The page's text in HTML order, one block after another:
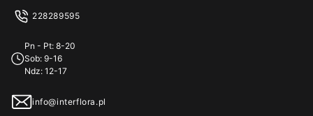
Kontakt / pomoc
Oferta zagraniczna
Przykładowe życzenia
228289595
Pn - Pt: 8-20
Sob: 9-16
Ndz: 12-17
info@interflora.pl